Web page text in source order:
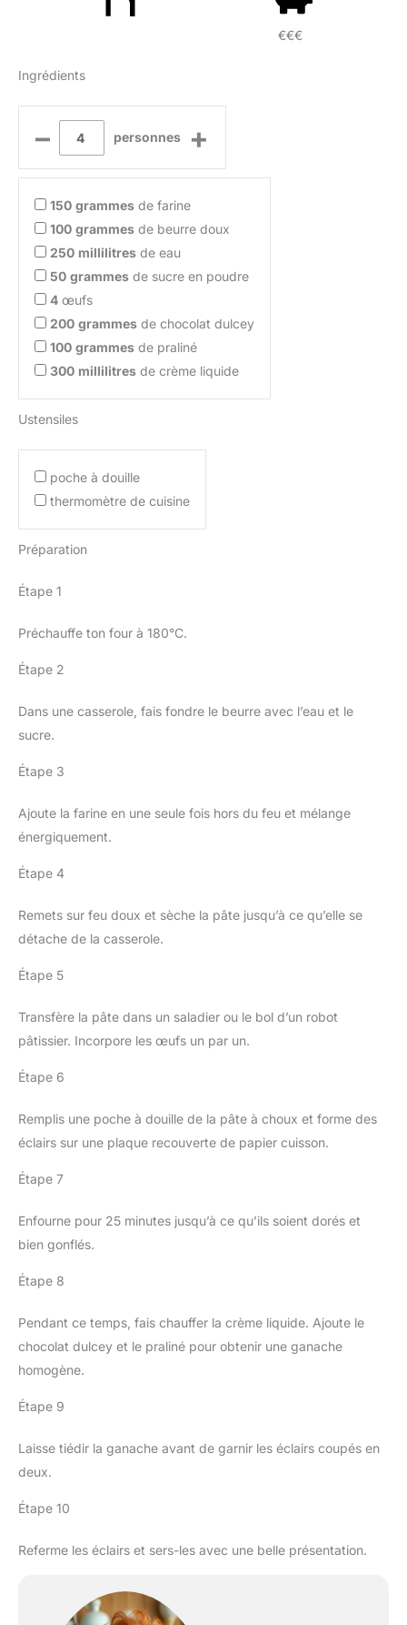
€€€
Ingrédients
– personnes +
150 grammes de farine
100 grammes de beurre doux
250 millilitres de eau
50 grammes de sucre en poudre
4 œufs
200 grammes de chocolat dulcey
100 grammes de praliné
300 millilitres de crème liquide
Ustensiles
poche à douille
thermomètre de cuisine
Préparation
Étape 1
Préchauffe ton four à 180°C.
Étape 2
Dans une casserole, fais fondre le beurre avec l’eau et le
sucre.
Étape 3
Ajoute la farine en une seule fois hors du feu et mélange
énergiquement.
Étape 4
Remets sur feu doux et sèche la pâte jusqu’à ce qu’elle se
détache de la casserole.
Étape 5
Transfère la pâte dans un saladier ou le bol d’un robot
pâtissier. Incorpore les œufs un par un.
Étape 6
Remplis une poche à douille de la pâte à choux et forme des
éclairs sur une plaque recouverte de papier cuisson.
Étape 7
Enfourne pour 25 minutes jusqu’à ce qu’ils soient dorés et
bien gonflés.
Étape 8
Pendant ce temps, fais chauffer la crème liquide. Ajoute le
chocolat dulcey et le praliné pour obtenir une ganache
homogène.
Étape 9
Laisse tiédir la ganache avant de garnir les éclairs coupés en
deux.
Étape 10
Referme les éclairs et sers-les avec une belle présentation.